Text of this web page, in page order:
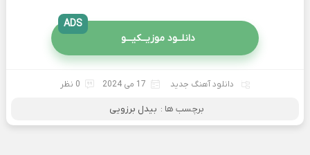
دانلــود موزیــکیـــو
ADS
دانلود آهنگ جدید 17 می 2024 0 نظر
برچسب ها : بیدل برزویی